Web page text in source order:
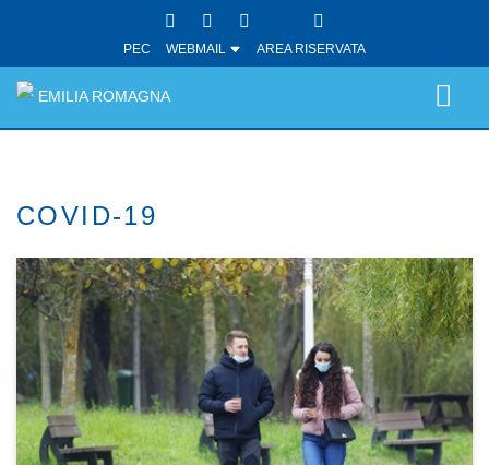
PEC WEBMAIL AREA RISERVATA
EMILIA ROMAGNA
COVID-19